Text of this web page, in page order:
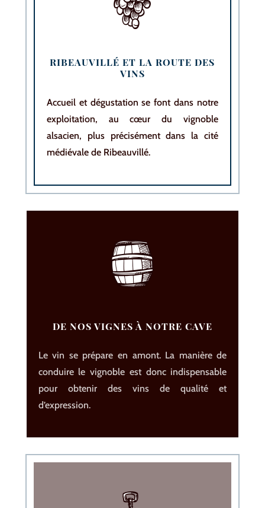
RIBEAUVILLÉ ET LA ROUTE DES
VINS
Accueil et dégustation se font dans notre
exploitation, au cœur du vignoble
alsacien, plus précisément dans la cité
médiévale de Ribeauvillé.
DE NOS VIGNES À NOTRE CAVE
Le vin se prépare en amont. La manière de
conduire le vignoble est donc indispensable
pour obtenir des vins de qualité et
d’expression.